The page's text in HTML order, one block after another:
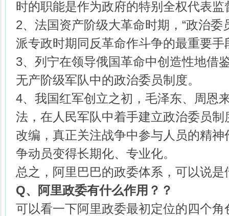
时的职能是作为政府的特别全权代表监
2、法国资产阶级大革命时期，“政治委
派专政时期同反革命作斗争的最重要手
3、列宁在领导俄国革命中创造性地借
无产阶级军队中的政治委员制度。
4、我国红军创立之初，毛泽东、周恩
法，在人民军队中着手建立政治委员
改编，真正关注战争中参与人员的精
争动员变得长期化、专业化。
总之，阿里巴巴的政委体系，可以说是
Q、
阿里政委有什么作用？？
可以看一下阿里政委最初定位的四个角